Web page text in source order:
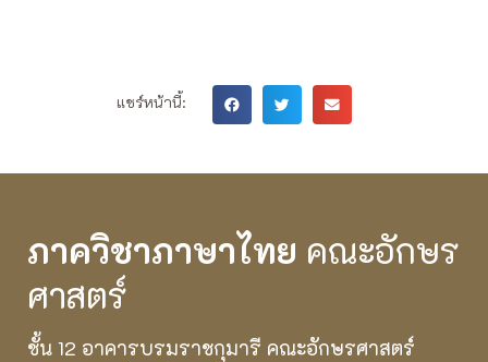
แชร์หน้านี้:
ภาควิชาภาษาไทย คณะอักษร
ศาสตร์
ชั้น 12 อาคารบรมราชกุมารี คณะอักษรศาสตร์